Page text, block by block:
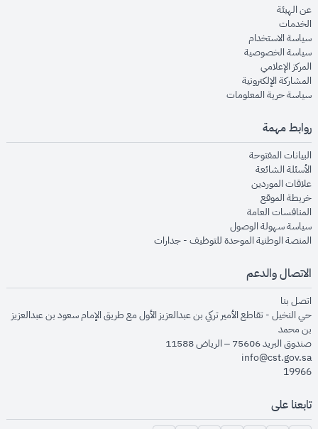
عن الهيئةopens in new window
الخدماتopens in new window
سياسة الاستخدام
سياسة الخصوصيةopens in new window
المركز الإعلاميopens in new window
المشاركة الإلكترونيةopens in new window
سياسة حرية المعلوماتopens in new window
روابط مهمة
البيانات المفتوحةopens in new window
الأسئلة الشائعةopens in new window
علاقات الموردينopens in new window
خريطة الموقعopens in new window
المنافسات العامةopens in new window
سياسة سهولة الوصولopens in new window
المنصة الوطنية الموحدة للتوظيف - جداراتopens in new window
الاتصال والدعم
اتصل بنا
حي النخيل - تقاطع الأمير تركي بن عبدالعزيز الأول مع طريق الإمام سعود بن عبدالعزيز
بن محمد
صندوق البريد 75606 – الرياض 11588
info@cst.gov.sa
19966
تابعنا على